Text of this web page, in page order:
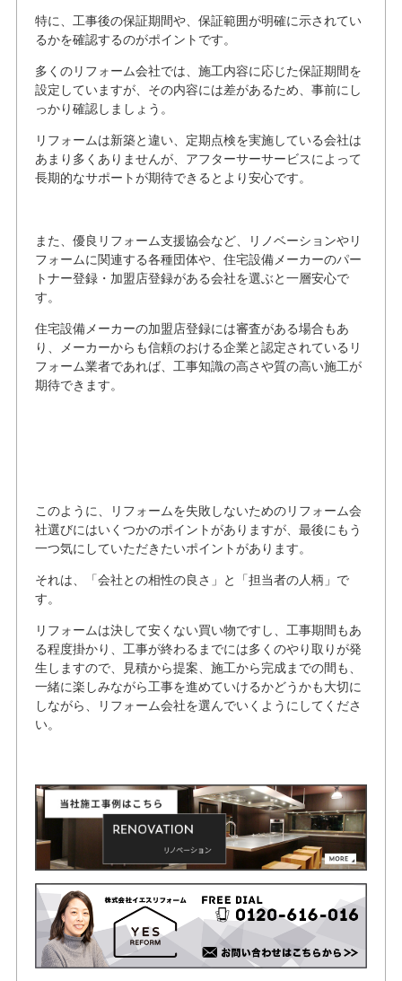
特に、工事後の保証期間や、保証範囲が明確に示されてい
るかを確認するのがポイントです。
多くのリフォーム会社では、施工内容に応じた保証期間を
設定していますが、その内容には差があるため、事前にし
っかり確認しましょう。
リフォームは新築と違い、定期点検を実施している会社は
あまり多くありませんが、アフターサーサービスによって
長期的なサポートが期待できるとより安心です。
また、優良リフォーム支援協会など、リノベーションやリ
フォームに関連する各種団体や、住宅設備メーカーのパー
トナー登録・加盟店登録がある会社を選ぶと一層安心で
す。
住宅設備メーカーの加盟店登録には審査がある場合もあ
り、メーカーからも信頼のおける企業と認定されているリ
フォーム業者であれば、工事知識の高さや質の高い施工が
期待できます。
このように、リフォームを失敗しないためのリフォーム会
社選びにはいくつかのポイントがありますが、最後にもう
一つ気にしていただきたいポイントがあります。
それは、「会社との相性の良さ」と「担当者の人柄」で
す。
リフォームは決して安くない買い物ですし、工事期間もあ
る程度掛かり、工事が終わるまでには多くのやり取りが発
生しますので、見積から提案、施工から完成までの間も、
一緒に楽しみながら工事を進めていけるかどうかも大切に
しながら、リフォーム会社を選んでいくようにしてくださ
い。